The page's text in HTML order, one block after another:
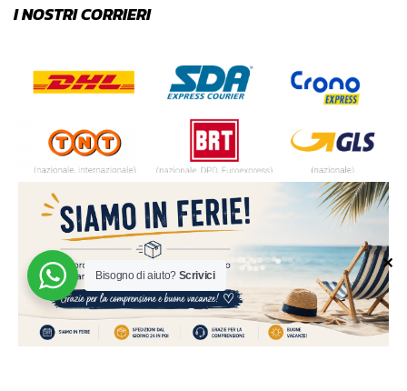
✕
I NOSTRI CORRIERI
© 2024 | MADE WITH ♥️ BY
Bisogno di aiuto? Scrivici